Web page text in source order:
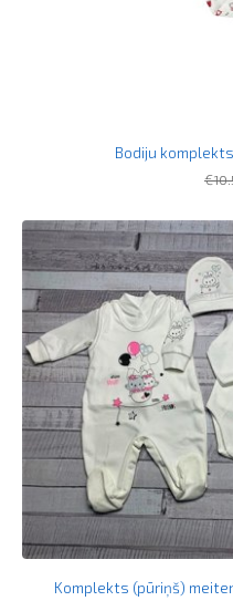
Bodiju
Komplekts (pūriņš)